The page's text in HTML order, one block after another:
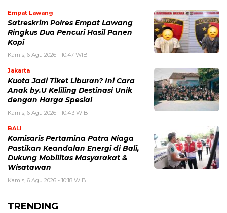
Empat Lawang
Satreskrim Polres Empat Lawang
Ringkus Dua Pencuri Hasil Panen
Kopi
Kamis, 6 Agu 2026 - 10:47 WIB
Jakarta
Kuota Jadi Tiket Liburan? Ini Cara
Anak by.U Keliling Destinasi Unik
dengan Harga Spesial
Kamis, 6 Agu 2026 - 10:43 WIB
BALI
Komisaris Pertamina Patra Niaga
Pastikan Keandalan Energi di Bali,
Dukung Mobilitas Masyarakat &
Wisatawan
Kamis, 6 Agu 2026 - 10:18 WIB
TRENDING